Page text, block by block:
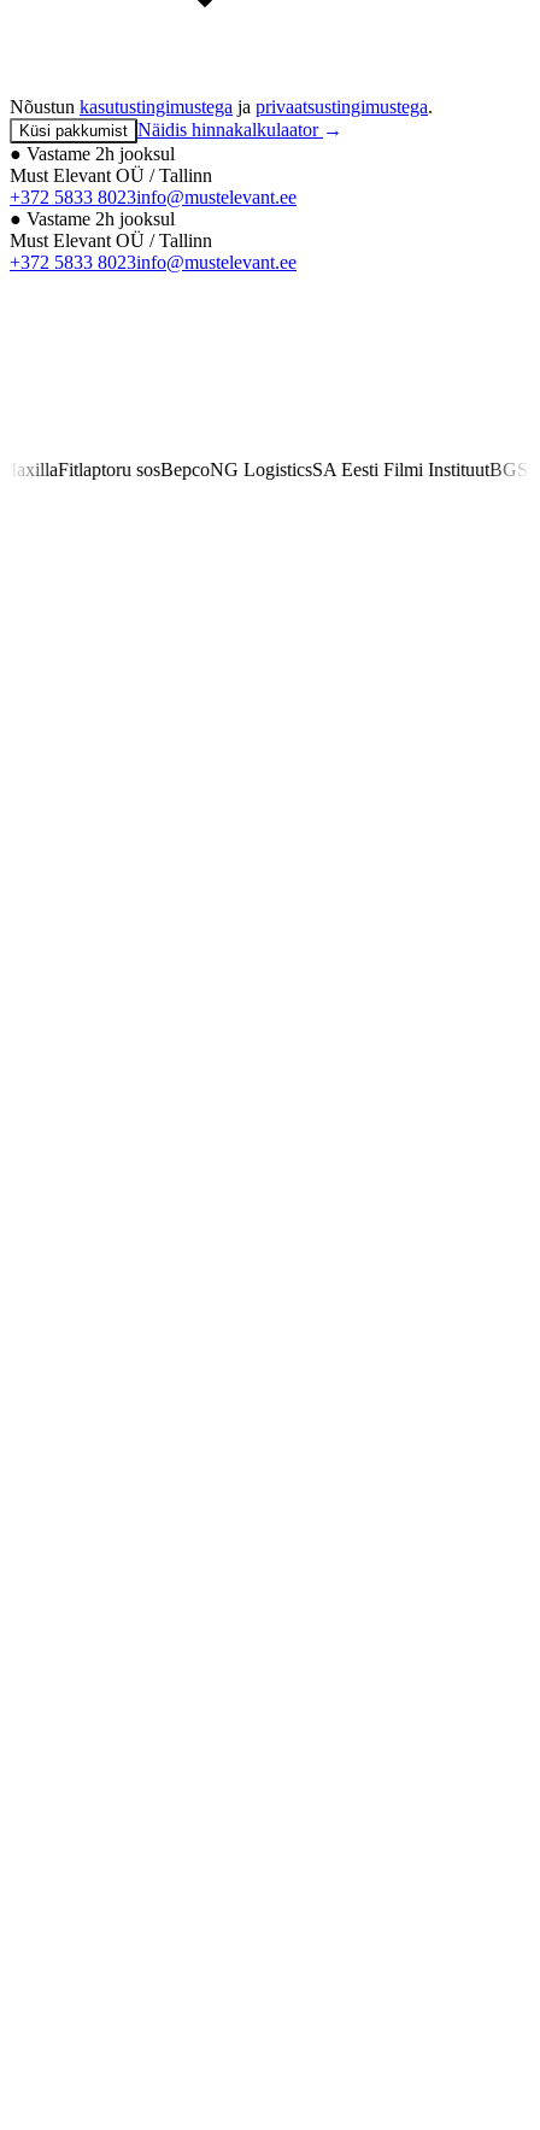
Nõustun kasutustingimustega ja privaatsustingimustega.
Küsi pakkumist Näidis hinnakalkulaator →
● Vastame 2h jooksul
Must Elevant OÜ / Tallinn
+372 5833 8023info@mustelevant.ee
● Vastame 2h jooksul
Must Elevant OÜ / Tallinn
+372 5833 8023info@mustelevant.ee
Fitlaptoru sosBepcoNG LogisticsSA Eesti Filmi InstituutBGS Aero